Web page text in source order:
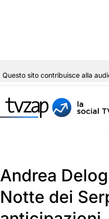
al
Questo sito contribuisce alla
Andrea
Notte dei